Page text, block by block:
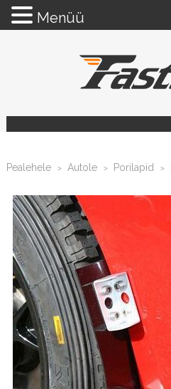
Pealehele > Autole > Porilapid >
Menüü